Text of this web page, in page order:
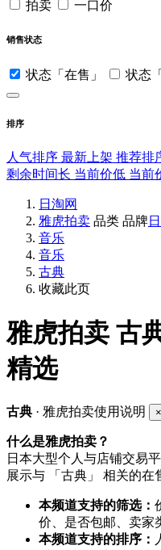
拍卖 一口价
销售状态
状态「在售」 状态
排序
人气排序 最新上架 推荐排
剩余时间长 当前价低 当前
日淘网
雅虎拍卖 品类 品牌
音乐
音乐
古典
收藏此页
雅虎拍卖 古
精选
古典 · 雅虎拍卖使用说明 ×
什么是雅虎拍卖？
日本大型个人与店铺交易
展示与 「古典」 相关的在
本频道支持的筛选：
价、是否包邮、卖家
本频道支持的排序：